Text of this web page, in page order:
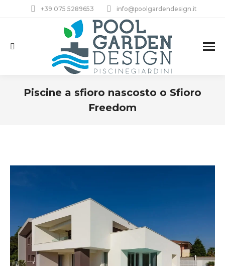
+39 075 5289653 info@poolgardendesign.it
Cerca:
Piscine a sfioro nascosto o Sfioro
Freedom